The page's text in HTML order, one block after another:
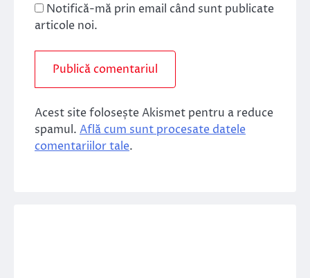
Notifică-mă prin email când sunt publicate
articole noi.
Acest site folosește Akismet pentru a reduce
spamul. Află cum sunt procesate datele
comentariilor tale.